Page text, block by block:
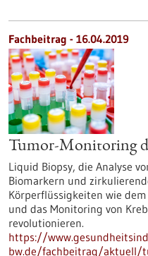
Fachbeitrag - 16.04.2019
Tumor-Monitoring
Liquid Biopsy, die Analyse
Biomarkern und
Körperflüssigkeiten wie
und das Monitoring von
revolutionieren.
https://
bw.de/fachbeitrag/aktuell/